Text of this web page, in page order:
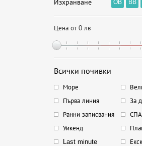
Изхранване OB BB
Цена от 0 лв
Всички почивки
Море
Първа линия
За
Ранни записвания
Уикенд
Last minute